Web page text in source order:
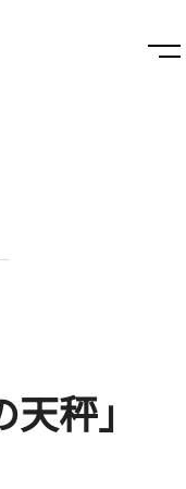
秤」